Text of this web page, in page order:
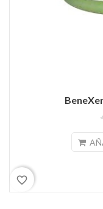
favorite_border